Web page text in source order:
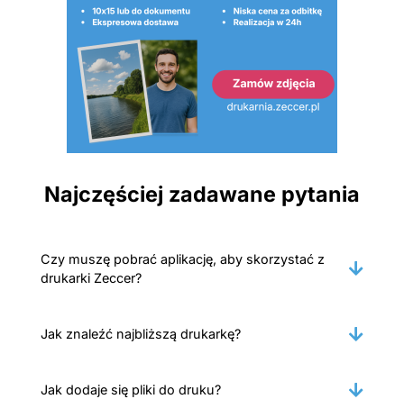
Najczęściej zadawane pytania
Czy muszę pobrać aplikację, aby skorzystać z
drukarki Zeccer?
Jak znaleźć najbliższą drukarkę?
Jak dodaje się pliki do druku?